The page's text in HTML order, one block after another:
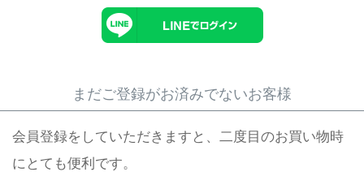
まだご登録がお済みでないお客様
会員登録をしていただきますと、二度目のお買い物時
にとても便利です。